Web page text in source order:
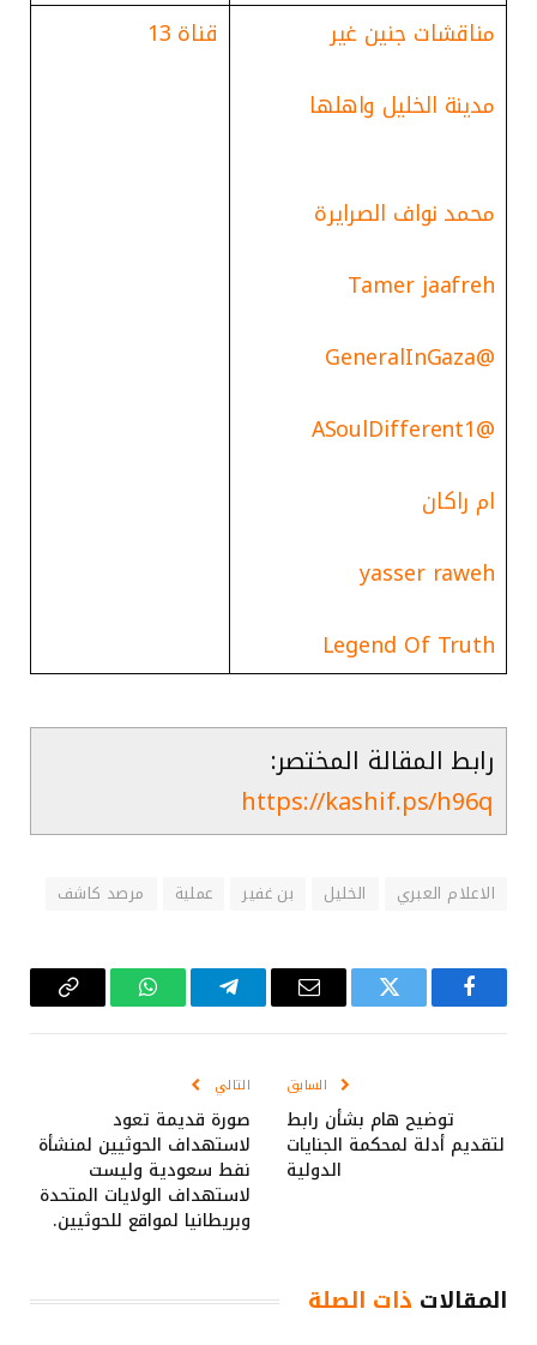
مناقشات جنين غير
مدينة الخليل واهلها
محمد نواف الصرايرة
Tamer jaafreh
@GeneralInGaza
@ASoulDifferent1
ام راكان
yasser raweh
Legend Of Truth
قناة 13
رابط المقالة المختصر:
https://kashif.ps/h96q
الاعلام العبري الخليل بن غفير عملية مرصد كاشف
فيسبوك تويتر
البريد
تيلقرام واتساب Copy
السابق
توضيح هام بشأن رابط
لتقديم أدلة لمحكمة الجنايات
الدولية
التالي
صورة قديمة تعود
لاستهداف الحوثيين لمنشأة
نفط سعودية وليست
لاستهداف الولايات المتحدة
وبريطانيا لمواقع للحوثيين.
المقالات ذات الصلة